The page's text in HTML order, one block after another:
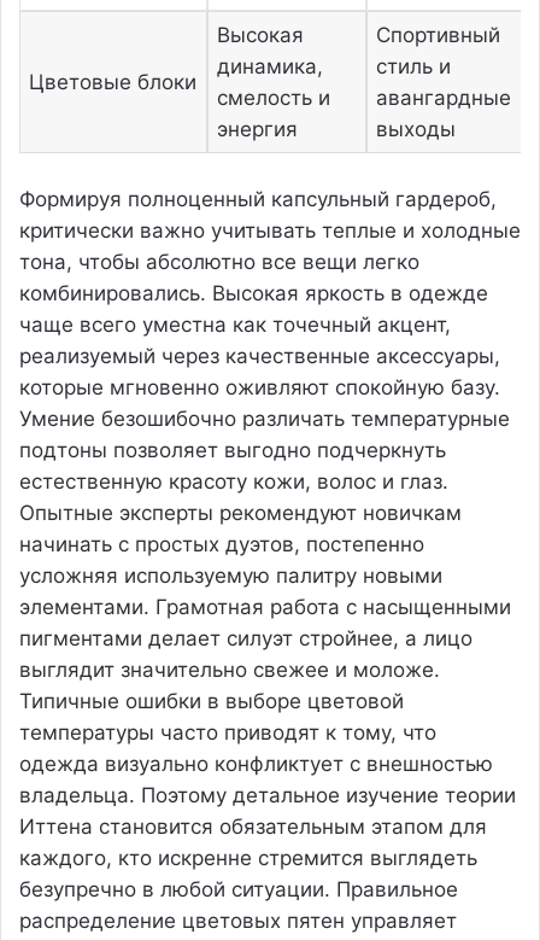
Цветовые блоки
Высокая
динамика,
смелость и
энергия
Спортивный
стиль и
авангардные
выходы
Формируя полноценный капсульный гардероб,
критически важно учитывать теплые и холодные
тона, чтобы абсолютно все вещи легко
комбинировались. Высокая яркость в одежде
чаще всего уместна как точечный акцент,
реализуемый через качественные аксессуары,
которые мгновенно оживляют спокойную базу.
Умение безошибочно различать температурные
подтоны позволяет выгодно подчеркнуть
естественную красоту кожи, волос и глаз.
Опытные эксперты рекомендуют новичкам
начинать с простых дуэтов, постепенно
усложняя используемую палитру новыми
элементами. Грамотная работа с насыщенными
пигментами делает силуэт стройнее, а лицо
выглядит значительно свежее и моложе.
Типичные ошибки в выборе цветовой
температуры часто приводят к тому, что
одежда визуально конфликтует с внешностью
владельца. Поэтому детальное изучение теории
Иттена становится обязательным этапом для
каждого, кто искренне стремится выглядеть
безупречно в любой ситуации. Правильное
распределение цветовых пятен управляет